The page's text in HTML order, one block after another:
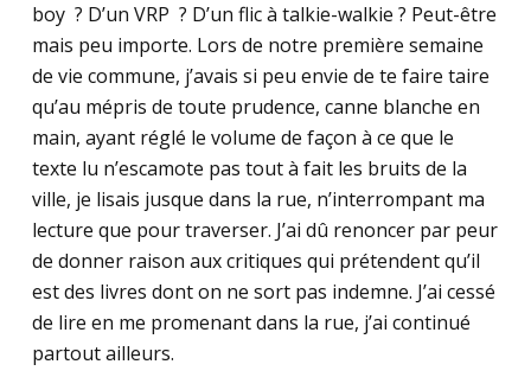
boy ? D’un VRP ? D’un flic à talkie-walkie ? Peut-être
mais peu importe. Lors de notre première semaine
de vie commune, j’avais si peu envie de te faire taire
qu’au mépris de toute prudence, canne blanche en
main, ayant réglé le volume de façon à ce que le
texte lu n’escamote pas tout à fait les bruits de la
ville, je lisais jusque dans la rue, n’interrompant ma
lecture que pour traverser. J’ai dû renoncer par peur
de donner raison aux critiques qui prétendent qu’il
est des livres dont on ne sort pas indemne. J’ai cessé
de lire en me promenant dans la rue, j’ai continué
partout ailleurs.